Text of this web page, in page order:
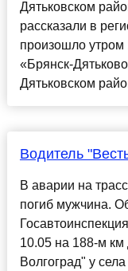
Дятьковском
рассказали в
произошло утром
«Брянск-
Дятьковском
Водитель
В аварии на
погиб мужчина.
10.05 на 188-м
Волгоград" у